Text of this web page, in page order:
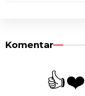
Komentar
👍❤️